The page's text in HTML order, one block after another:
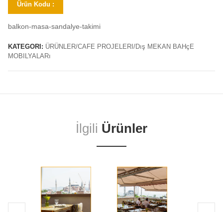
Ürün Kodu :
balkon-masa-sandalye-takimi
KATEGORI: ÜRÜNLER/CAFE PROJELERI/Dış MEKAN BAHçE
MOBILYALARı
İlgili Ürünler